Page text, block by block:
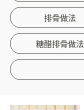
排骨做法
糖醋排骨做法